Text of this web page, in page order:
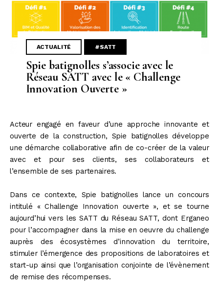
ACTUALITÉ #SATT
Spie batignolles s’associe avec le
Réseau SATT avec le « Challenge
Innovation Ouverte »
Acteur engagé en faveur d’une approche innovante et
ouverte de la construction, Spie batignolles développe
une démarche collaborative afin de co-créer de la valeur
avec et pour ses clients, ses collaborateurs et
l’ensemble de ses partenaires.
Dans ce contexte, Spie batignolles lance un concours
intitulé « Challenge Innovation ouverte », et se tourne
aujourd’hui vers les SATT du Réseau SATT, dont Erganeo
pour l’accompagner dans la mise en oeuvre du challenge
auprès des écosystèmes d’innovation du territoire,
stimuler l’émergence des propositions de laboratoires et
start-up ainsi que l’organisation conjointe de l’évènement
de remise des récompenses.